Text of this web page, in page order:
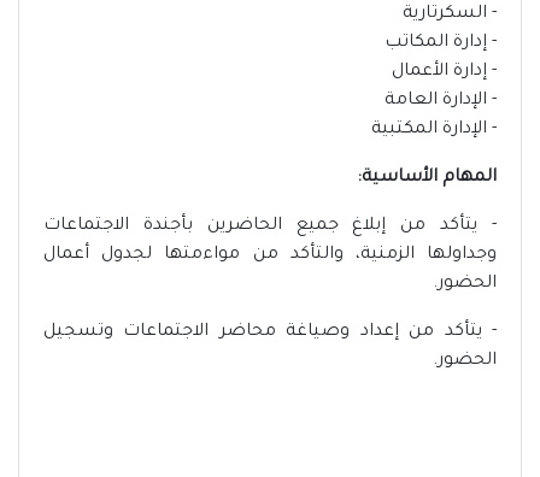
- السكرتارية
- إدارة المكاتب
- إدارة الأعمال
- الإدارة العامة
- الإدارة المكتبية
المهام الأساسية:
- يتأكد من إبلاغ جميع الحاضرين بأجندة الاجتماعات
وجداولها الزمنية، والتأكد من مواءمتها لجدول أعمال
الحضور.
- يتأكد من إعداد وصياغة محاضر الاجتماعات وتسجيل
الحضور.